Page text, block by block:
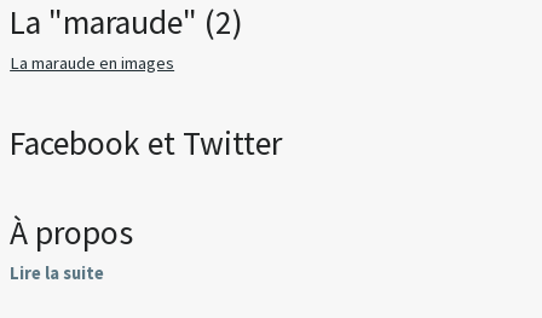
La "maraude" (2)
La maraude en images
Facebook et Twitter
À propos
Lire la suite